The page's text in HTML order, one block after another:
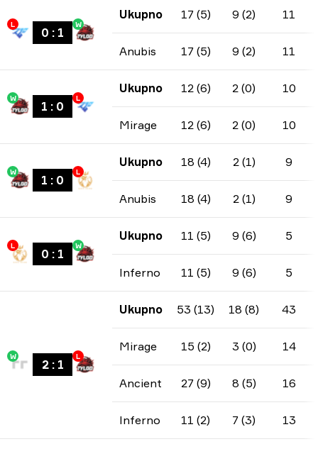
L
0 : 1
W
Ukupno 17 (5) 9 (2) 11
Anubis 17 (5) 9 (2) 11
W
1 : 0
L
Ukupno 12 (6) 2 (0) 10
Mirage 12 (6) 2 (0) 10
W
1 : 0
L
Ukupno 18 (4) 2 (1) 9
Anubis 18 (4) 2 (1) 9
L
0 : 1
W
Ukupno 11 (5) 9 (6) 5
Inferno 11 (5) 9 (6) 5
W
2: 1
L
Ukupno 53 (13) 18 (8) 43
Mirage 15 (2) 3 (0) 14
Ancient 27 (9) 8 (5) 16
Inferno 11 (2) 7 (3) 13